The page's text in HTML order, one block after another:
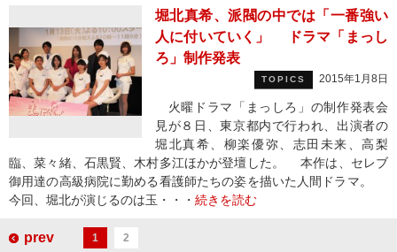
堀北真希、派閥の中では「一番強い
人に付いていく」 ドラマ「まっし
ろ」制作発表
TOPICS 2015年1月8日
火曜ドラマ「まっしろ」の制作発表会
見が８日、東京都内で行われ、出演者の
堀北真希、柳楽優弥、志田未来、高梨
臨、菜々緒、石黒賢、木村多江ほかが登壇した。 本作は、セレブ
御用達の高級病院に勤める看護師たちの姿を描いた人間ドラマ。
今回、堀北が演じるのは玉・・・ 続きを読む
prev 1 2